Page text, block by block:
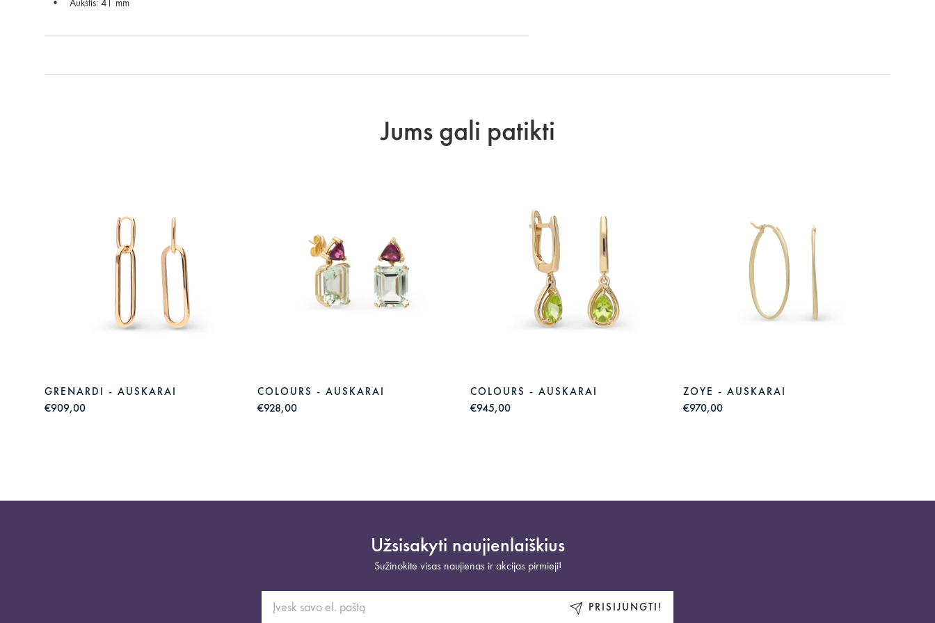
Aukštis: 41 mm
Jums gali patikti
GRENARDI - AUSKARAI
€909,00
COLOURS - AUSKARAI
€928,00
COLOURS - AUSKARAI
€945,00
ZOYE - AUSKARAI
€970,00
Užsisakyti naujienlaiškius
Sužinokite visas naujienas ir akcijas pirmieji!
PRISIJUNGTI!